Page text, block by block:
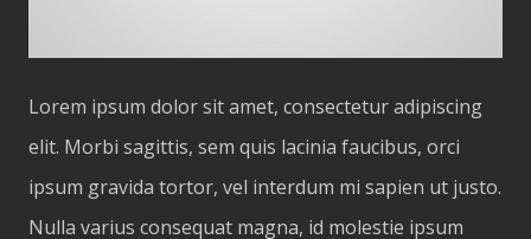
Lorem ipsum dolor sit amet, consectetur adipiscing
elit. Morbi sagittis, sem quis lacinia faucibus, orci
ipsum gravida tortor, vel interdum mi sapien ut justo.
Nulla varius consequat magna, id molestie ipsum